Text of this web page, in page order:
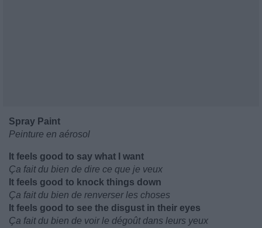
Spray Paint
Peinture en aérosol
It feels good to say what I want
Ça fait du bien de dire ce que je veux
It feels good to knock things down
Ça fait du bien de renverser les choses
It feels good to see the disgust in their eyes
Ça fait du bien de voir le dégoût dans leurs yeux